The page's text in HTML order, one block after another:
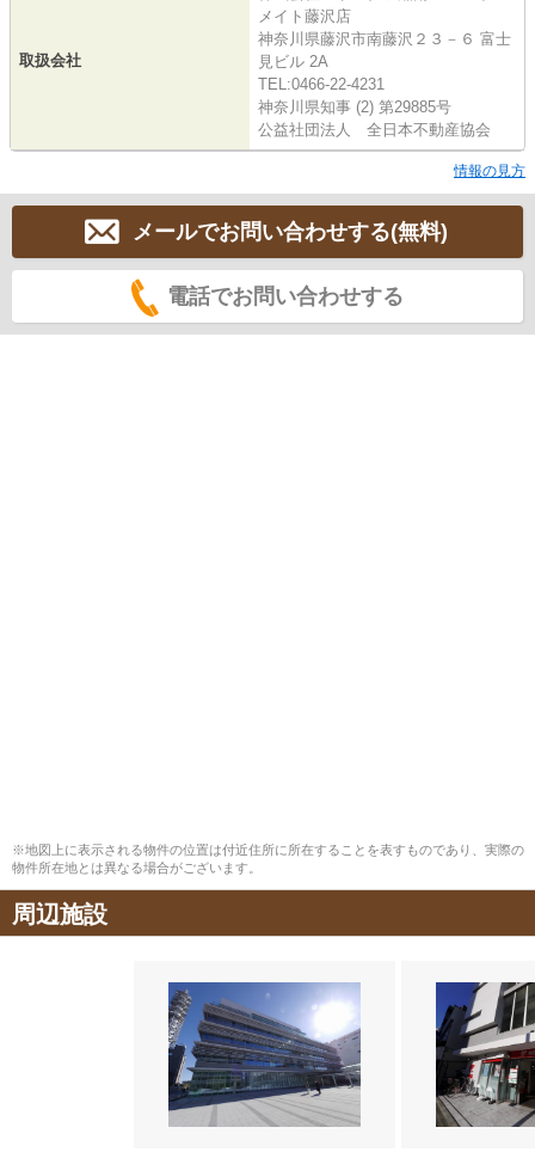
取扱会社
メイト藤沢店
神奈川県藤沢市南藤沢２３－６ 富士
見ビル 2A
TEL:0466-22-4231
神奈川県知事 (2) 第29885号
公益社団法人 全日本不動産協会
情報の見方
メールでお問い合わせする(無料)
電話でお問い合わせする
※地図上に表示される物件の位置は付近住所に所在することを表すものであり、実際の
物件所在地とは異なる場合がございます。
周辺施設